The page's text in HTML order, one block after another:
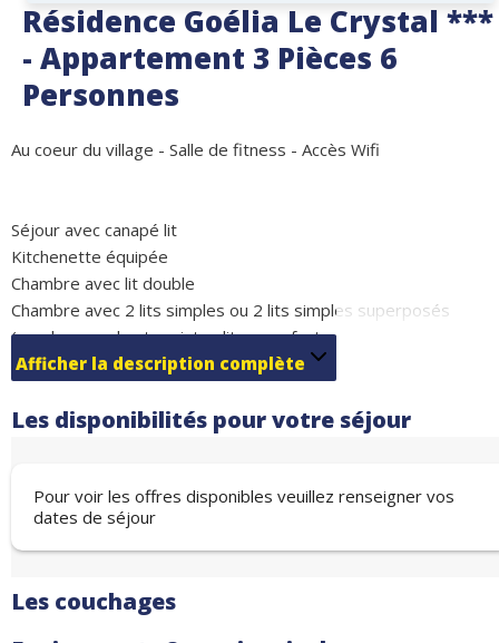
Résidence Goélia Le Crystal ***
- Appartement 3 Pièces 6
Personnes
Au coeur du village - Salle de fitness - Accès Wifi
Séjour avec canapé lit
Kitchenette équipée
Chambre avec lit double
Chambre avec 2 lits simples ou 2 lits simples superposés
(couchage en hauteur interdit aux enfants de -6ans)
Salle de bain, WC
L'appartement est équipé d'une télévision, de plaques
vitrocéramiques, d'une hotte, d'un lave-vaisselle, d'un four
Afficher la description complète
Les disponibilités pour votre séjour
Pour voir les offres disponibles veuillez renseigner vos
dates de séjour
Les couchages